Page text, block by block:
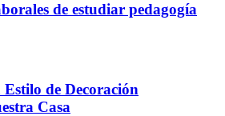
de estudiar pedagogía
de Decoración
Casa